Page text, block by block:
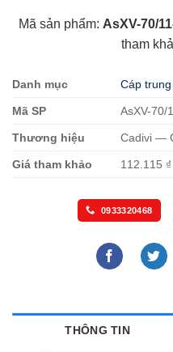
Mã sản phẩm: AsXV-70/
tham
Danh mục Cáp
Mã SP AsXV-70/
Thương hiệu Cadivi —
Giá tham khảo 112.115 ₫
0933320468
THÔNG TIN